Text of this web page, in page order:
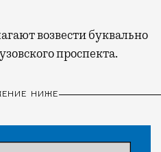
проспекта.
НИЖЕ